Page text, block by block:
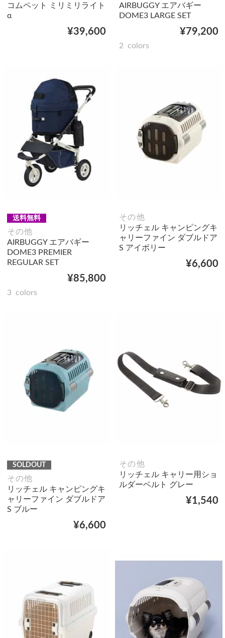
コムペット ミリミリライト
α
¥39,600
AIRBUGGY エアバギー
DOME3 LARGE SET
¥79,200
2 colors
送料無料
その他
AIRBUGGY エアバギー
DOME3 PREMIER
REGULAR SET
¥85,800
3 colors
その他
リッチェル キャンピングキ
ャリーファイン ダブルドア
S アイボリー
¥6,600
SOLDOUT
その他
リッチェル キャンピングキ
ャリーファイン ダブルドア
S ブルー
¥6,600
その他
リッチェル キャリー用ショ
ルダーベルト グレー
¥1,540